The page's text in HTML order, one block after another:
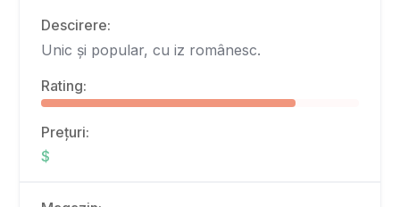
Descirere:
Unic și popular, cu iz românesc.
Rating:
Prețuri:
$